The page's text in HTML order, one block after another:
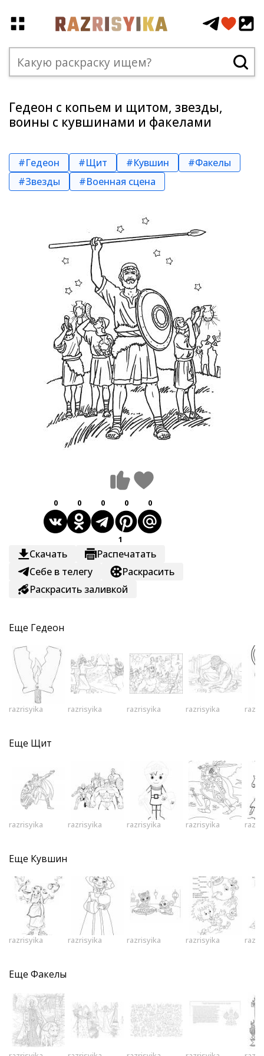
Гедеон с копьем и щитом, звезды,
воины с кувшинами и факелами
#Гедеон #Щит #Кувшин
#Факелы
#Звезды
#Военная сцена
0 0 0 0 0
Скачать
1
Распечатать
Себе в телегу
Раскрасить
Раскрасить заливкой
Еще Гедеон
razrisyika razrisyika razrisyika razrisyika
Еще Щит
razrisyika razrisyika razrisyika razrisyika
Еще Кувшин
razrisyika razrisyika razrisyika razrisyika
Еще Факелы